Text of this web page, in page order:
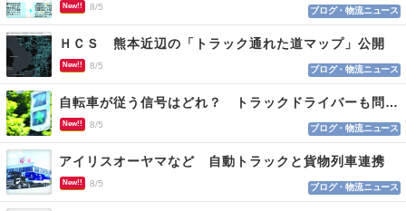
New!! 8/5 ブログ・物流ニュース
ＨＣＳ 熊本近辺の「トラック通れた道マップ」公開
New!! 8/5 ブログ・物流ニュース
自転車が従う信号はどれ？ トラックドライバーも問われる認識
New!! 8/5 ブログ・物流ニュース
アイリスオーヤマなど 自動トラックと貨物列車連携
New!! 8/5 ブログ・物流ニュース